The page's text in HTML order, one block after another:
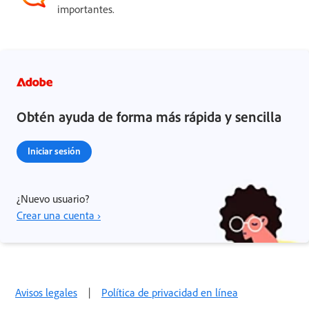
importantes.
Obtén ayuda de forma más rápida y sencilla
Iniciar sesión
¿Nuevo usuario?
Crear una cuenta ›
Avisos legales | Política de privacidad en línea